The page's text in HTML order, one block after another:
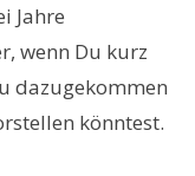
Jahre
wenn Du kurz
dazugekommen
könntest.